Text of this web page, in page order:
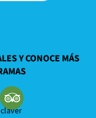
Y CONOCE MÁS